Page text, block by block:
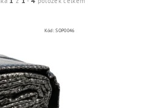
Kód:SOP0046